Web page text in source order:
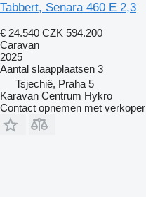
Tabbert, Senara 460 E 2,3
€ 24.540 CZK 594.200
Caravan
2025
Aantal slaapplaatsen 3
Tsjechië, Praha 5
Karavan Centrum Hykro
Contact opnemen met verkoper